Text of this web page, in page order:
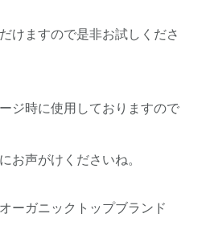
けますので是非お試しくださ
ジ時に使用しておりますので
お声がけくださいね。
ーガニックトップブランド